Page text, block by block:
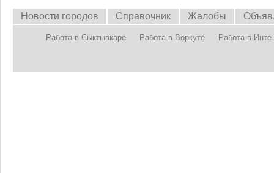
Новости городов Справочник Жалобы
Работа в Сыктывкаре Работа в Воркуте Работа в Инте